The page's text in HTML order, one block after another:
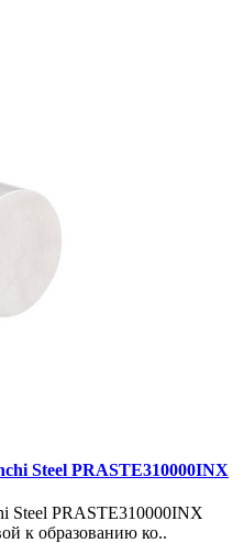
Steel PRASTE310000INX
Steel PRASTE310000INX
к образованию ко..